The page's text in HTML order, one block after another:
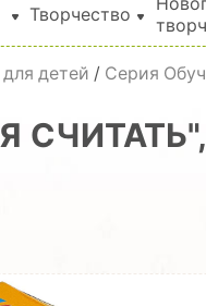
Творчество
детей / Серия